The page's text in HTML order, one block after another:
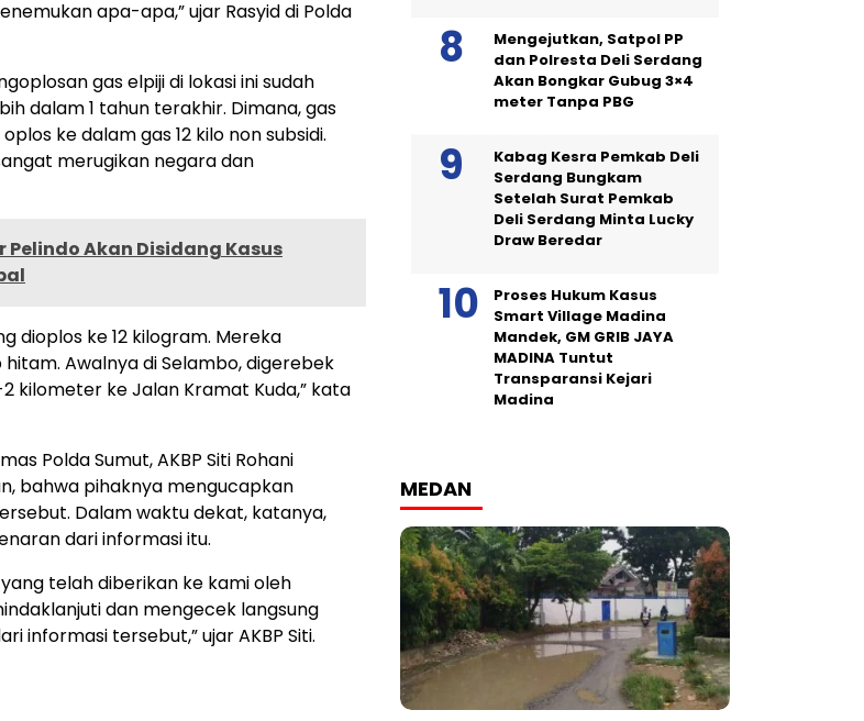
apa-apa,” ujar Rasyid di Polda
gas elpiji di lokasi ini sudah
dalam 1 tahun terakhir. Dimana, gas
ke dalam gas 12 kilo non subsidi.
merugikan negara dan
Pelindo Akan Disidang Kasus
dioplos ke 12 kilogram. Mereka
Awalnya di Selambo, digerebek
kilometer ke Jalan Kramat Kuda,” kata
Polda Sumut, AKBP Siti Rohani
bahwa pihaknya mengucapkan
Dalam waktu dekat, katanya,
dari informasi itu.
telah diberikan ke kami oleh
dan mengecek langsung
informasi tersebut,” ujar AKBP Siti.
Mengejutkan, Satpol PP
dan Polresta Deli Serdang
Akan Bongkar Gubug 3×4
meter Tanpa PBG
Kabag Kesra Pemkab Deli
Serdang Bungkam
Setelah Surat Pemkab
Deli Serdang Minta Lucky
Draw Beredar
Proses Hukum Kasus
Smart Village Madina
Mandek, GM GRIB JAYA
MADINA Tuntut
Transparansi Kejari
Madina
MEDAN